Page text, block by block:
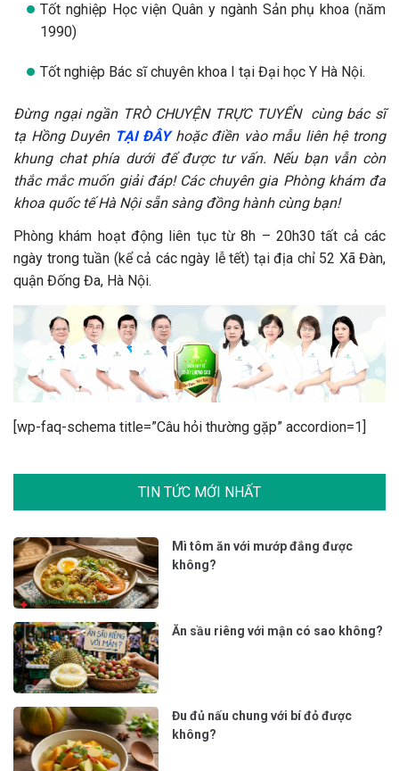
Tốt nghiệp Học viện Quân y ngành Sản phụ khoa (năm
1990)
Tốt nghiệp Bác sĩ chuyên khoa I tại Đại học Y Hà Nội.
Đừng ngại ngần TRÒ CHUYỆN TRỰC TUYẾN cùng bác sĩ
tạ Hồng Duyên TẠI ĐÂYhoặc điền vào mẫu liên hệ trong
khung chat phía dưới để được tư vấn. Nếu bạn vẫn còn
thắc mắc muốn giải đáp! Các chuyên gia Phòng khám đa
khoa quốc tế Hà Nội sẵn sàng đồng hành cùng bạn!
Phòng khám hoạt động liên tục từ 8h – 20h30 tất cả các
ngày trong tuần (kể cả các ngày lễ tết) tại địa chỉ 52 Xã Đàn,
quận Đống Đa, Hà Nội.
[wp-faq-schema title=”Câu hỏi thường gặp” accordion=1]
TIN TỨC MỚI NHẤT
Mì tôm ăn với mướp đắng được
không?
Ăn sầu riêng với mận có sao không?
Đu đủ nấu chung với bí đỏ được
không?